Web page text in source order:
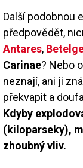
Další podobnou
předpovědět,
Antares,
Carinae? Nebo
neznají, ani ji
překvapit a
Kdyby
(kiloparseky),
zhoubný vliv.